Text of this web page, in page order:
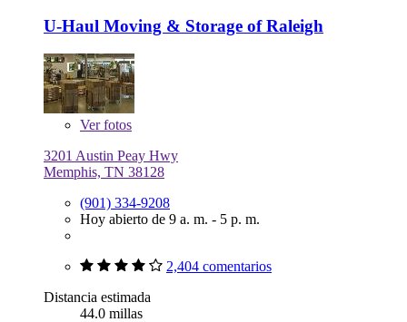
U-Haul Moving & Storage of Raleigh
Verfotos
3201 Austin Peay Hwy
Memphis, TN 38128
(901) 334-9208
Hoy abierto de 9 a. m. - 5 p. m.
2,404 comentarios
Distancia estimada
44.0 millas